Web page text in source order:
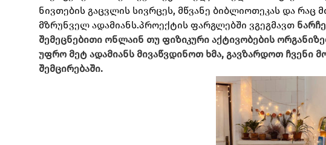
ნივთების გაცვლის სივრცეს, მწვანე ბიბლიოთეკას და რაც
მზრუნველ ადამიანს.პროექტის ფარგლებში ვგეგმავთ
შემეცნებითი ონლაინ თუ ფიზიკური აქტივობების
უფრო მეტ ადამიანს მივაწვდინოთ ხმა, გავზარდოთ ჩვენი
შემცირებაში.